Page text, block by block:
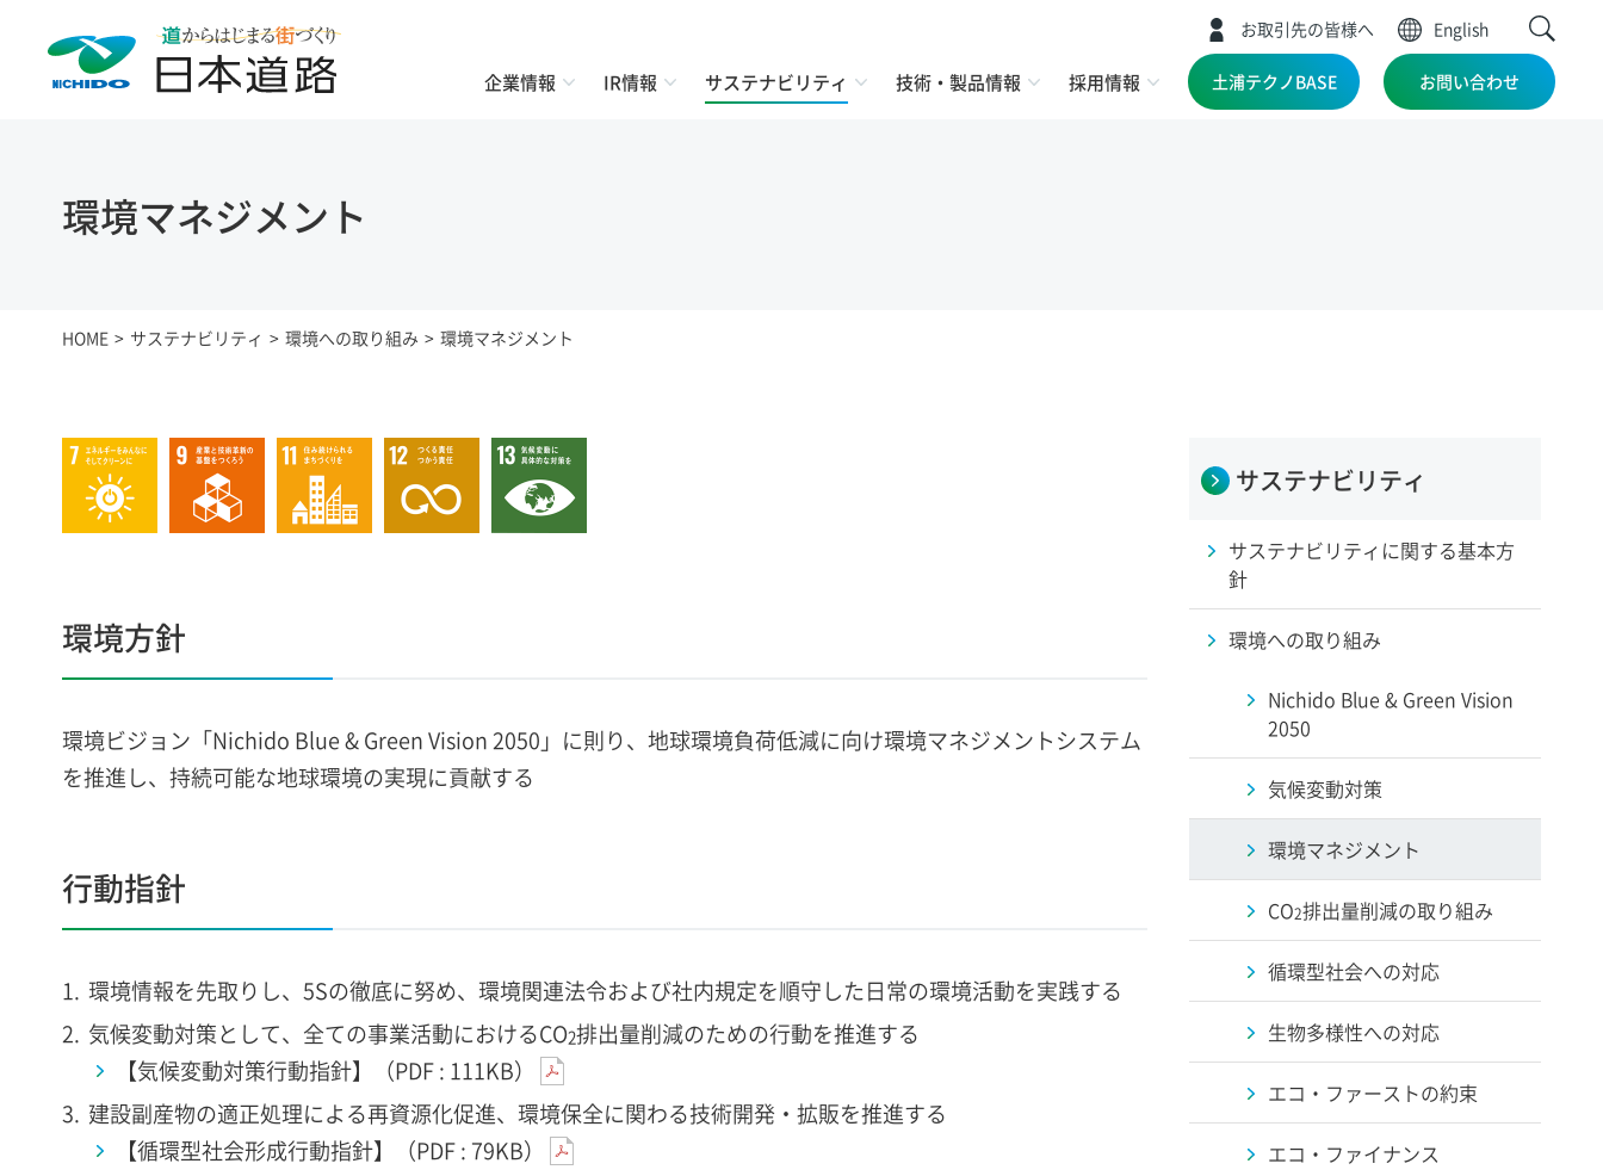
お取引先の皆様へ English
企業情報 IR情報 サステナビリティ 技術・製品情報 採用情報 土浦テクノBASE お問い合わせ
環境マネジメント
HOME サステナビリティ 環境への取り組み 環境マネジメント
環境方針
環境ビジョン「Nichido Blue & Green Vision 2050」に則り、地球環境負荷低減に向け環境マネジメントシステム
を推進し、持続可能な地球環境の実現に貢献する
行動指針
環境情報を先取りし、5Sの徹底に努め、環境関連法令および社内規定を順守した日常の環境活動を実践する
気候変動対策として、全ての事業活動におけるCO2排出量削減のための行動を推進する
【気候変動対策行動指針】（PDF : 111KB）
建設副産物の適正処理による再資源化促進、環境保全に関わる技術開発・拡販を推進する
【循環型社会形成行動指針】（PDF : 79KB）
サステナビリティ
サステナビリティに関する基本方
針
環境への取り組み
Nichido Blue & Green Vision
2050
気候変動対策
環境マネジメント
CO2排出量削減の取り組み
循環型社会への対応
生物多様性への対応
エコ・ファーストの約束
エコ・ファイナンス